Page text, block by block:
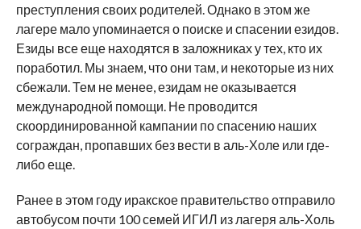
преступления своих родителей. Однако в этом же
лагере мало упоминается о поиске и спасении езидов.
Езиды все еще находятся в заложниках у тех, кто их
поработил. Мы знаем, что они там, и некоторые из них
сбежали. Тем не менее, езидам не оказывается
международной помощи. Не проводится
скоординированной кампании по спасению наших
сограждан, пропавших без вести в аль-Холе или где-
либо еще.
Ранее в этом году иракское правительство отправило
автобусом почти 100 семей ИГИЛ из лагеря аль-Холь